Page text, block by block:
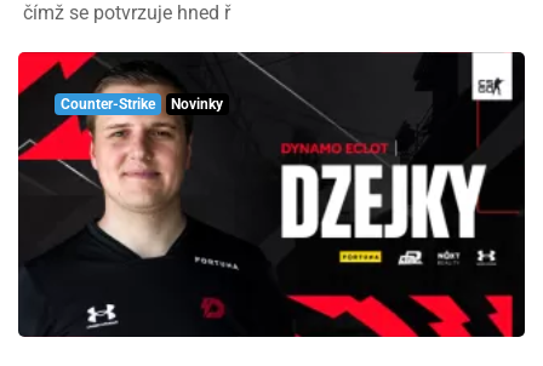
čímž se potvrzuje hned ř
Counter-Strike Novinky